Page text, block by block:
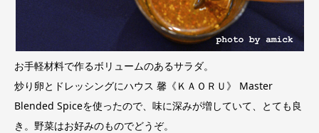
お手軽材料で作るボリュームのあるサラダ。
炒り卵とドレッシングにハウス 馨《ＫＡＯＲＵ》 Master
Blended Spiceを使ったので、味に深みが増していて、とても良
き。野菜はお好みのものでどうぞ。